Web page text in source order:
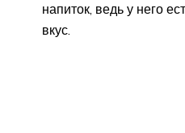
напиток, ведь у него
вкус.